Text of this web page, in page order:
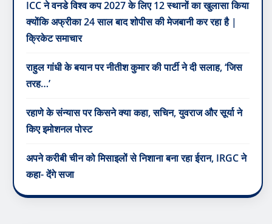
ICC ने वनडे विश्व कप 2027 के लिए 12 स्थानों का खुलासा किया
क्योंकि अफ्रीका 24 साल बाद शोपीस की मेजबानी कर रहा है |
क्रिकेट समाचार
राहुल गांधी के बयान पर नीतीश कुमार की पार्टी ने दी सलाह, ‘जिस
तरह…’
रहाणे के संन्यास पर किसने क्या कहा, सचिन, युवराज और सूर्या ने
किए इमोशनल पोस्ट
अपने करीबी चीन को मिसाइलों से निशाना बना रहा ईरान, IRGC ने
कहा- देंगे सजा